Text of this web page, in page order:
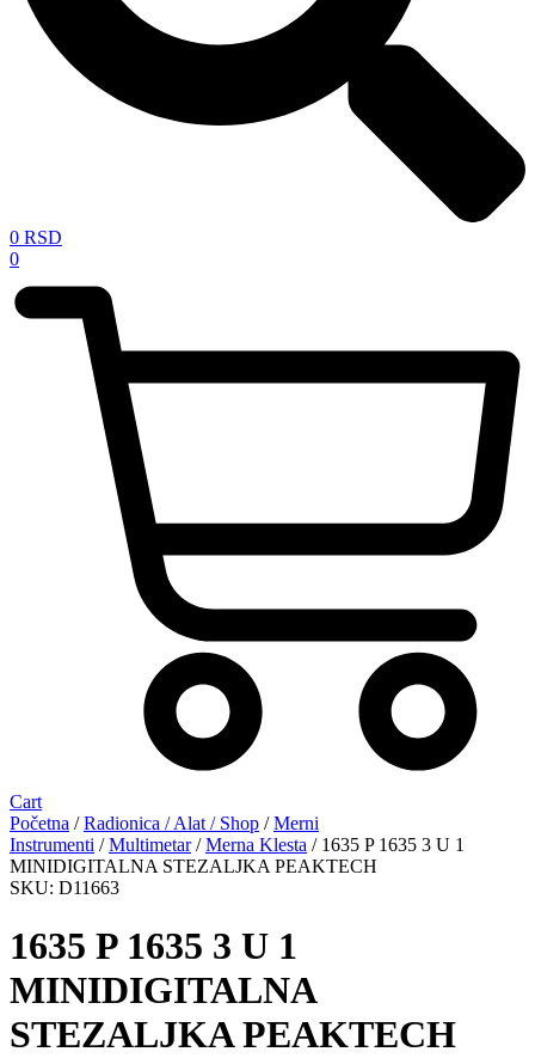
0 RSD
0
Cart
Početna /Radionica / Alat / Shop /Merni
Instrumenti /Multimetar/Merna Klesta / 1635 P 1635 3 U 1
MINIDIGITALNA STEZALJKA PEAKTECH
SKU: D11663
1635 P 1635 3 U 1
MINIDIGITALNA
STEZALJKA PEAKTECH